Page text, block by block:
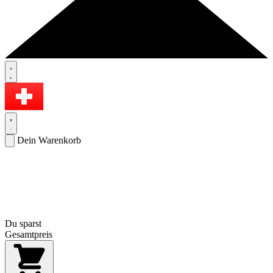
Dein Warenkorb
Du sparst
Gesamtpreis